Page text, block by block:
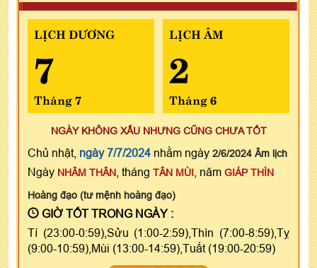
LỊCH DƯƠNG
7
Tháng 7
LỊCH ÂM
2
Tháng 6
NGÀY KHÔNG XẤU NHƯNG CŨNG CHƯA TỐT
Chủ nhật, ngày 7/7/2024 nhằm ngày 2/6/2024 Âm lịch
Ngày NHÂM THÂN , tháng TÂN MÙI , năm GIÁP THÌN
Hoàng đạo (tư mệnh hoàng đạo)
GIỜ TỐT TRONG NGÀY :
Tí (23:00-0:59),Sửu (1:00-2:59),Thìn (7:00-8:59),Tỵ
(9:00-10:59),Mùi (13:00-14:59),Tuất (19:00-20:59)